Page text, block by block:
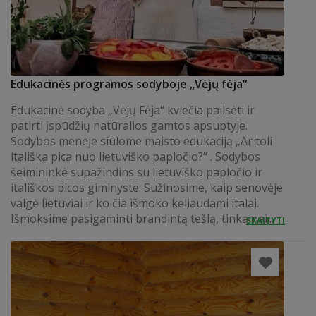
Edukacinės programos sodyboje „Vėjų fėja“
Edukacinė sodyba „Vėjų Fėja“ kviečia pailsėti ir
patirti įspūdžių natūralios gamtos apsuptyje.
Sodybos menėje siūlome maisto edukaciją „Ar toli
itališka pica nuo lietuviško papločio?“ . Sodybos
šeimininkė supažindins su lietuviško papločio ir
itališkos picos giminyste. Sužinosime, kaip senovėje
valgė lietuviai ir ko čia išmoko keliaudami italai.
Išmoksime pasigaminti brandintą tešlą, tinkamai...
SKAITYTI